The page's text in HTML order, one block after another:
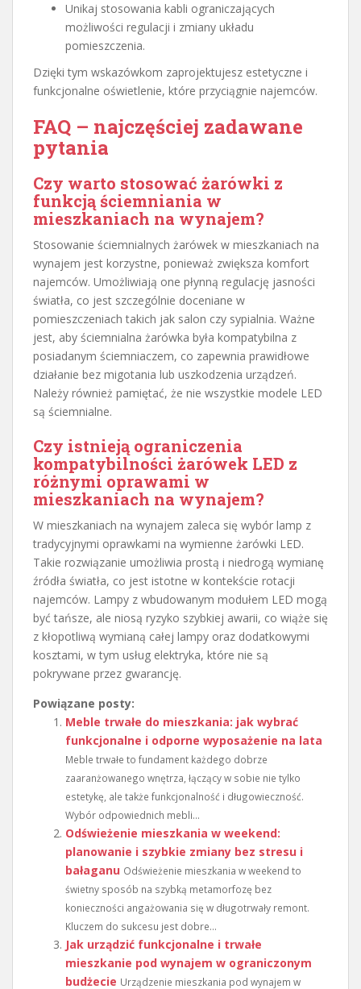
Unikaj stosowania kabli ograniczających
możliwości regulacji i zmiany układu
pomieszczenia.
Dzięki tym wskazówkom zaprojektujesz estetyczne i
funkcjonalne oświetlenie, które przyciągnie najemców.
FAQ – najczęściej zadawane
pytania
Czy warto stosować żarówki z
funkcją ściemniania w
mieszkaniach na wynajem?
Stosowanie ściemnialnych żarówek w mieszkaniach na
wynajem jest korzystne, ponieważ zwiększa komfort
najemców. Umożliwiają one płynną regulację jasności
światła, co jest szczególnie doceniane w
pomieszczeniach takich jak salon czy sypialnia. Ważne
jest, aby ściemnialna żarówka była kompatybilna z
posiadanym ściemniaczem, co zapewnia prawidłowe
działanie bez migotania lub uszkodzenia urządzeń.
Należy również pamiętać, że nie wszystkie modele LED
są ściemnialne.
Czy istnieją ograniczenia
kompatybilności żarówek LED z
różnymi oprawami w
mieszkaniach na wynajem?
W mieszkaniach na wynajem zaleca się wybór lamp z
tradycyjnymi oprawkami na wymienne żarówki LED.
Takie rozwiązanie umożliwia prostą i niedrogą wymianę
źródła światła, co jest istotne w kontekście rotacji
najemców. Lampy z wbudowanym modułem LED mogą
być tańsze, ale niosą ryzyko szybkiej awarii, co wiąże się
z kłopotliwą wymianą całej lampy oraz dodatkowymi
kosztami, w tym usług elektryka, które nie są
pokrywane przez gwarancję.
Powiązane posty:
Meble trwałe do mieszkania: jak wybrać
funkcjonalne i odporne wyposażenie na lata
Meble trwałe to fundament każdego dobrze
zaaranżowanego wnętrza, łączący w sobie nie tylko
estetykę, ale także funkcjonalność i długowieczność.
Wybór odpowiednich mebli...
Odświeżenie mieszkania w weekend:
planowanie i szybkie zmiany bez stresu i
bałaganu Odświeżenie mieszkania w weekend to
świetny sposób na szybką metamorfozę bez
konieczności angażowania się w długotrwały remont.
Kluczem do sukcesu jest dobre...
Jak urządzić funkcjonalne i trwałe
mieszkanie pod wynajem w ograniczonym
budżecie Urządzenie mieszkania pod wynajem w